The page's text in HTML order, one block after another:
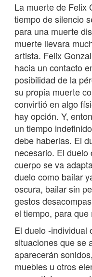
La muerte de Felix
tiempo de silencio
para una muerte
muerte llevara
artista. Felix
hacia un contacto
posibilidad de la
su propia muerte
convirtió en algo
hay opción. Y,
un tiempo
debe haberlas. El
necesario. El
cuerpo se va
duelo como bailar
oscura, bailar sin
gestos
el tiempo, para que
El duelo -individual
situaciones que se
aparecerán
muebles u otros